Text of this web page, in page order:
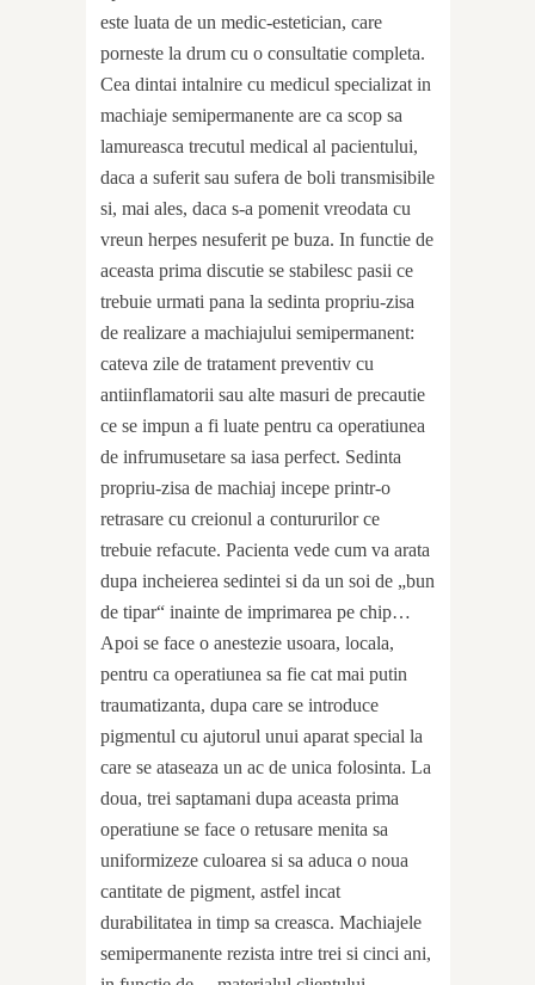
este luata de un medic-estetician, care
porneste la drum cu o consultatie completa.
Cea dintai intalnire cu medicul specializat in
machiaje semipermanente are ca scop sa
lamureasca trecutul medical al pacientului,
daca a suferit sau sufera de boli transmisibile
si, mai ales, daca s-a pomenit vreodata cu
vreun herpes nesuferit pe buza. In functie de
aceasta prima discutie se stabilesc pasii ce
trebuie urmati pana la sedinta propriu-zisa
de realizare a machiajului semipermanent:
cateva zile de tratament preventiv cu
antiinflamatorii sau alte masuri de precautie
ce se impun a fi luate pentru ca operatiunea
de infrumusetare sa iasa perfect. Sedinta
propriu-zisa de machiaj incepe printr-o
retrasare cu creionul a contururilor ce
trebuie refacute. Pacienta vede cum va arata
dupa incheierea sedintei si da un soi de „bun
de tipar“ inainte de imprimarea pe chip…
Apoi se face o anestezie usoara, locala,
pentru ca operatiunea sa fie cat mai putin
traumatizanta, dupa care se introduce
pigmentul cu ajutorul unui aparat special la
care se ataseaza un ac de unica folosinta. La
doua, trei saptamani dupa aceasta prima
operatiune se face o retusare menita sa
uniformizeze culoarea si sa aduca o noua
cantitate de pigment, astfel incat
durabilitatea in timp sa creasca. Machiajele
semipermanente rezista intre trei si cinci ani,